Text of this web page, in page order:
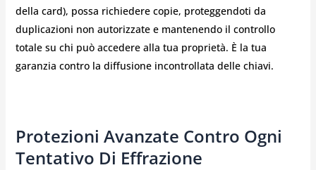
della card), possa richiedere copie, proteggendoti da
duplicazioni non autorizzate e mantenendo il controllo
totale su chi può accedere alla tua proprietà. È la tua
garanzia contro la diffusione incontrollata delle chiavi.
Protezioni Avanzate Contro Ogni
Tentativo Di Effrazione